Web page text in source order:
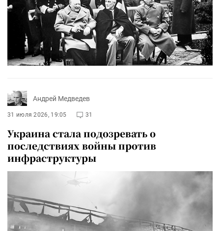
Андрей Медведев
31 июля 2026, 19:05 31
Украина стала подозревать о
последствиях войны против
инфраструктуры